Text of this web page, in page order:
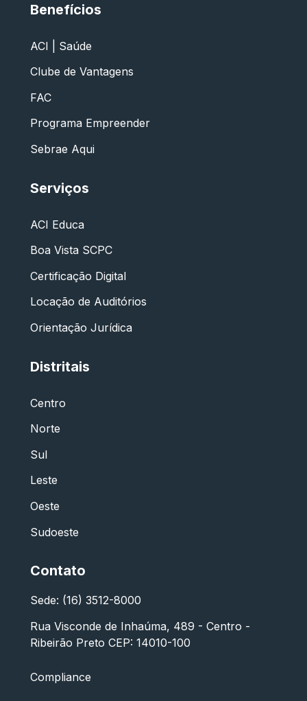
Benefícios
ACI | Saúde
Clube de Vantagens
FAC
Programa Empreender
Sebrae Aqui
Serviços
ACI Educa
Boa Vista SCPC
Certificação Digital
Locação de Auditórios
Orientação Jurídica
Distritais
Centro
Norte
Sul
Leste
Oeste
Sudoeste
Contato
Sede: (16) 3512-8000
Rua Visconde de Inhaúma, 489 - Centro -
Ribeirão Preto CEP: 14010-100
Compliance